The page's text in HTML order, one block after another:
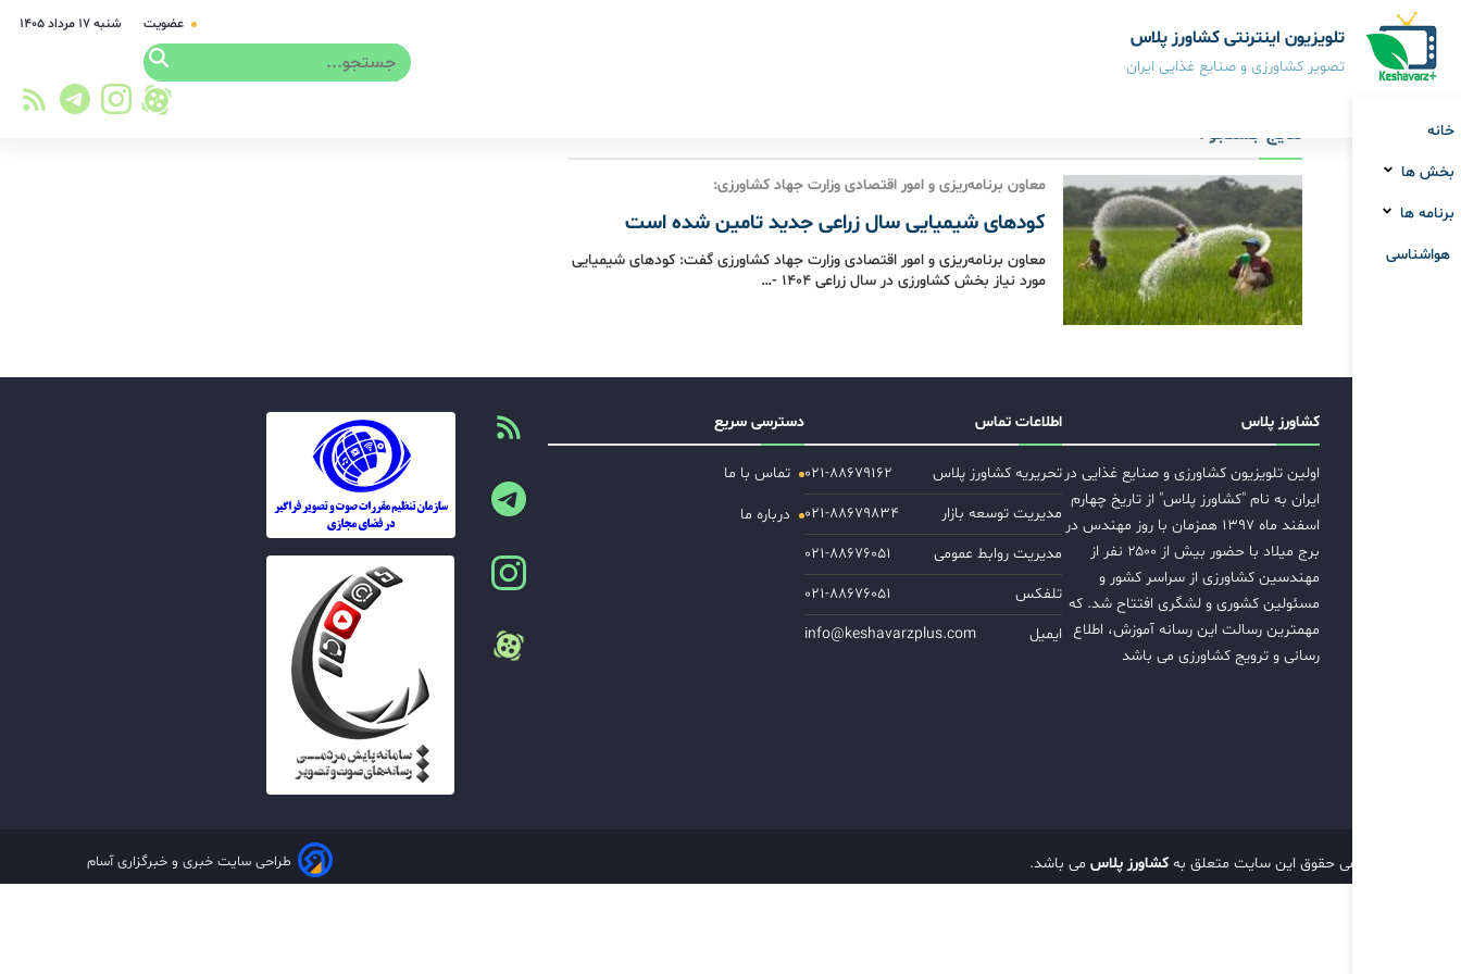
تلویزیون اینترنتی کشاورز پلاس
تصویر کشاورزی و صنایع غذایی ایران
عضویت شنبه ۱۷ مرداد ۱۴۰۵
خانه
بخش ها
برنامه ها
هواشناسی
نتایج جستجو :
معاون برنامه‌ریزی و امور اقتصادی وزارت جهاد کشاورزی:
کودهای شیمیایی سال زراعی جدید تامین شده است
معاون برنامه‌ریزی و امور اقتصادی وزارت جهاد کشاورزی گفت: کودهای شیمیایی
مورد نیاز بخش کشاورزی در سال زراعی ۱۴۰۴ -…
کشاورز پلاس
اولین تلویزیون کشاورزی و صنایع غذایی در
ایران به نام "کشاورز پلاس" از تاریخ چهارم
اسفند ماه ۱۳۹۷ همزمان با روز مهندس در
برج میلاد با حضور بیش از ۲۵۰۰ نفر از
مهندسین کشاورزی از سراسر کشور و
مسئولین کشوری و لشگری افتتاح شد. که
مهمترین رسالت این رسانه آموزش، اطلاع
رسانی و ترویج کشاورزی می باشد
اطلاعات تماس
تحریریه کشاورز پلاس
۰۲۱-۸۸۶۷۹۱۶۲
مدیریت توسعه بازار
۰۲۱-۸۸۶۷۹۸۳۴
مدیریت روابط عمومی
۰۲۱-۸۸۶۷۶۰۵۱
تلفکس
۰۲۱-۸۸۶۷۶۰۵۱
ایمیل
info@keshavarzplus.com
دسترسی سریع
تماس با ما
درباره ما
تمامی حقوق این سایت متعلق به کشاورز پلاس می باشد. طراحی سایت خبری و خبرگزاری آسام